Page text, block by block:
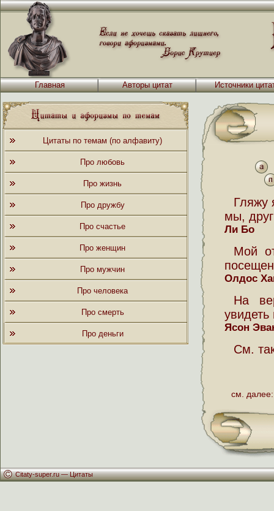
Главная Авторы цитат Источники
Цитаты по темам (по алфавиту)
Про любовь
Про жизнь
Про дружбу
Про счастье
Про женщин
Про мужчин
Про человека
Про смерть
Про деньги
Гляжу
мы,
Ли Бо
Мой
Олдос
На
увидеть
Ясон
См.
см. далее:
Citaty-super.ru —Цитаты